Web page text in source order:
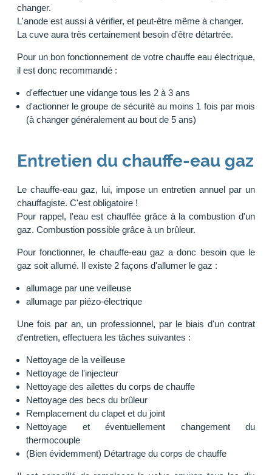
changer.
L'anode est aussi à vérifier, et peut-être même à changer.
La cuve aura très certainement besoin d'être détartrée.
Pour un bon fonctionnement de votre chauffe eau électrique,
il est donc recommandé :
d'effectuer une vidange tous les 2 à 3 ans
d'actionner le groupe de sécurité au moins 1 fois par mois
(à changer généralement au bout de 5 ans)
Entretien du chauffe-eau gaz
Le chauffe-eau gaz, lui, impose un entretien annuel par un
chauffagiste. C'est obligatoire !
Pour rappel, l'eau est chauffée grâce à la combustion d'un
gaz. Combustion possible grâce à un brûleur.
Pour fonctionner, le chauffe-eau gaz a donc besoin que le
gaz soit allumé. Il existe 2 façons d'allumer le gaz :
allumage par une veilleuse
allumage par piézo-électrique
Une fois par an, un professionnel, par le biais d'un contrat
d'entretien, effectuera les tâches suivantes :
Nettoyage de la veilleuse
Nettoyage de l'injecteur
Nettoyage des ailettes du corps de chauffe
Nettoyage des becs du brûleur
Remplacement du clapet et du joint
Nettoyage et éventuellement changement du
thermocouple
(Bien évidemment) Détartrage du corps de chauffe